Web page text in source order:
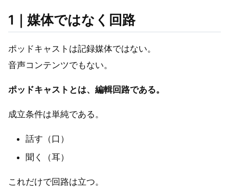
1｜媒体ではなく回路
ポッドキャストは記録媒体ではない。
音声コンテンツでもない。
ポッドキャストとは、編輯回路である。
成立条件は単純である。
話す（口）
聞く（耳）
これだけで回路は立つ。